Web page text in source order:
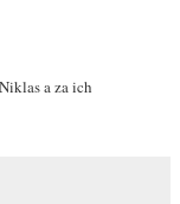
a za ich